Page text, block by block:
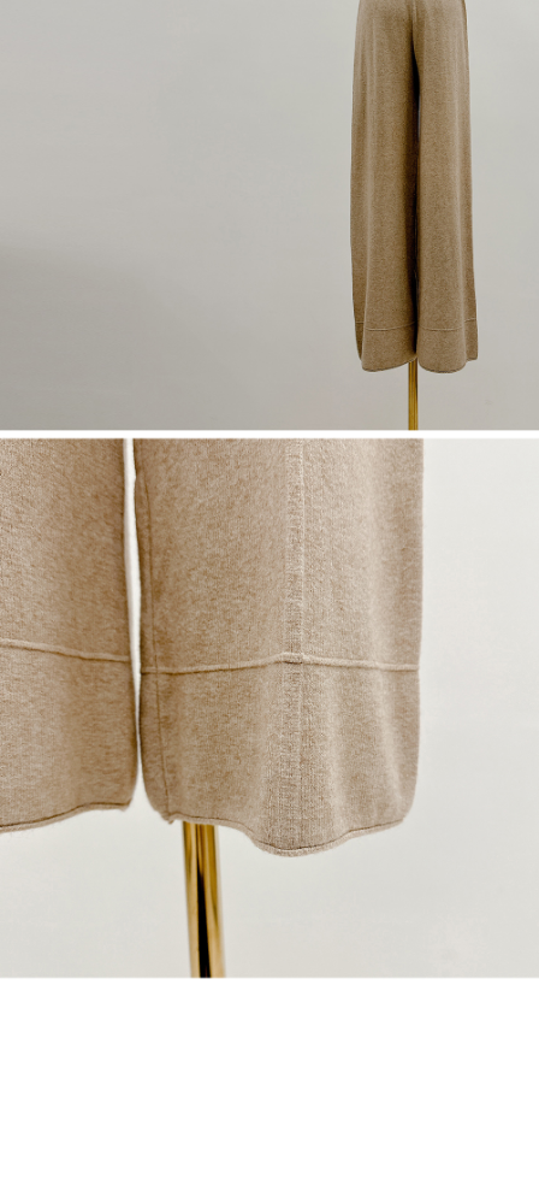
2. Pilihan kaedah pembayaran "Pembayaran Ansuran Gogo", selepas
pesanan ditubuhkan, akan secara automatik dialihkan ke proses
transaksi Gogo, selepas pengesahan nombor telefon, pilih bilangan
ansuran yang diingini, tarikh akhir pembayaran, dan setelah
mengesahkan pembayaran, transaksi akan selesai.
3. Jumlah kelulusan sebenar, bilangan ansuran dan jumlah bayaran
adalah berdasarkan halaman pengesahan transaksi seterusnya.
4. Dalam masa 30 minit selepas pesanan ditubuhkan, jika tidak pergi
untuk mengesahkan transaksi atau jika tidak lulus semakan, pesanan
akan dibatalkan secara automatik. Jika terdapat situasi "pindah untuk
semakan khusus" yang tidak lulus, ini menunjukkan bahawa sistem
penilaian tidak mencukupi, tiada penjelasan mengenai kandungan
1. Pembayaran ansuran tidak digabungkan dalam bil telekomunikasi,
"Pembayaran Ansuran Gogo" akan menghantar SMS peringatan
2. Melalui pautan SMS untuk membuka bil, anda boleh memilih untuk
membayar melalui "Kod bar kedai serbaneka / Kedai rasmi Taiwan
Mobile / Pemindahan bank / Pembayaran J街口 / iPASS MONEY" dan
saluran lain.
【Nota Penting】
1. Perkhidmatan ini disediakan oleh "Taiwan Mobile Co., Ltd." untuk
membolehkan pengguna membeli produk atau perkhidmatan melalui
perkhidmatan ini semasa transaksi, dan kedai akan menyerahkan hak
tuntutan harga jual/beli ansuran kepada syarikat ini untuk membayar bil
menggunakan bil syarikat ini.
2. Berdasarkan tujuan kontrak persetujuan pembayaran menggunakan
"Pembayaran Ansuran Gogo", kedai akan memberikan maklumat peribadi
anda (termasuk nama, telefon atau alamat) kepada Taiwan Mobile untuk
pengumpulan, pemprosesan dan penggunaan, untuk pengesahan,
semakan dan pembetulan data yang diperlukan untuk bil ansuran oleh
Taiwan Mobile.
3. Sila baca syarat perkhidmatan pengguna secara lengkap melalui
pautan berikut: https://oppay.tw/userRule
peribadi yang disenaraikan seperti di atas akan dikumpul dan digunakan